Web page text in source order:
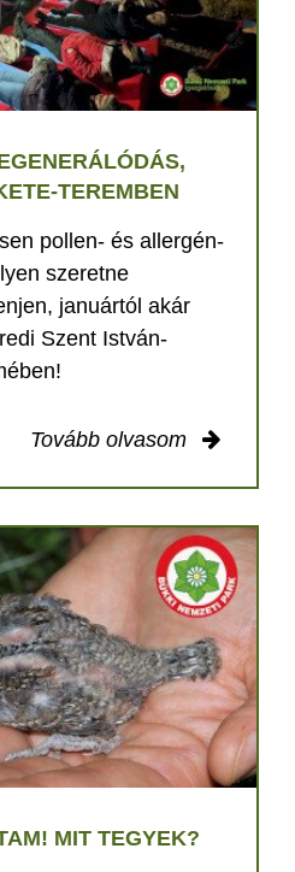
TEREMBEN
pollen- és allergén-
szeretne
januártól akár
Szent István-
Tovább olvasom
MIT TEGYEK?